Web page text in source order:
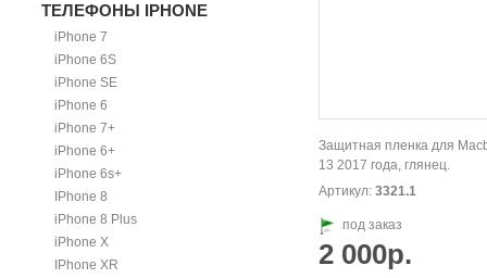
ТЕЛЕФОНЫ IPHONE
iPhone 7
iPhone 6S
iPhone SE
iPhone 6
iPhone 7+
iPhone 6+
iPhone 6s+
IPhone 8
iPhone 8 Plus
iPhone X
IPhone XR
Защитная пленка для
13 2017 года, глянец.
Артикул: 3321.1
под заказ
2 000р.